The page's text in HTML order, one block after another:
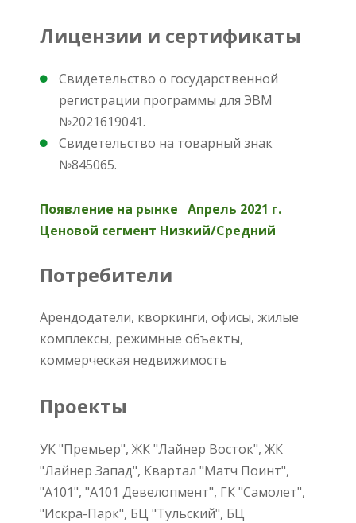
Лицензии и сертификаты
Свидетельство о государственной
регистрации программы для ЭВМ
№2021619041.
Свидетельство на товарный знак
№845065.
Появление на рынке Апрель 2021 г.
Ценовой сегмент Низкий/Средний
Потребители
Арендодатели, кворкинги, офисы, жилые
комплексы, режимные объекты,
коммерческая недвижимость
Проекты
УК "Премьер", ЖК "Лайнер Восток", ЖК
"Лайнер Запад", Квартал "Матч Поинт",
"А101", "А101 Девелопмент", ГК "Самолет",
"Искра-Парк", БЦ "Тульский", БЦ